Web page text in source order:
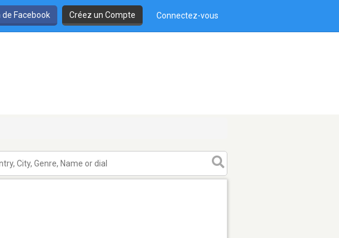
de Facebook Créez un Compte Connectez-vous